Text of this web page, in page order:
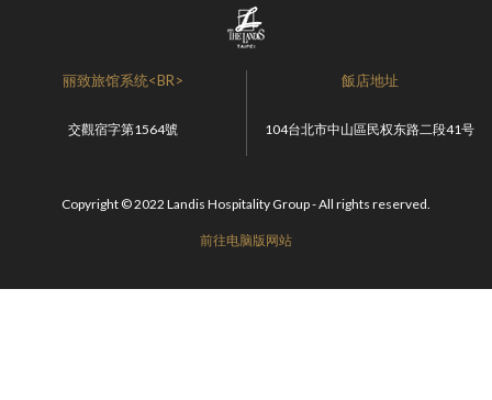
丽致旅馆系统<BR>
交觀宿字第1564號
飯店地址
104台北市中山區民权东路二段41号
Copyright © 2022 Landis Hospitality Group - All rights reserved.
前往电脑版网站